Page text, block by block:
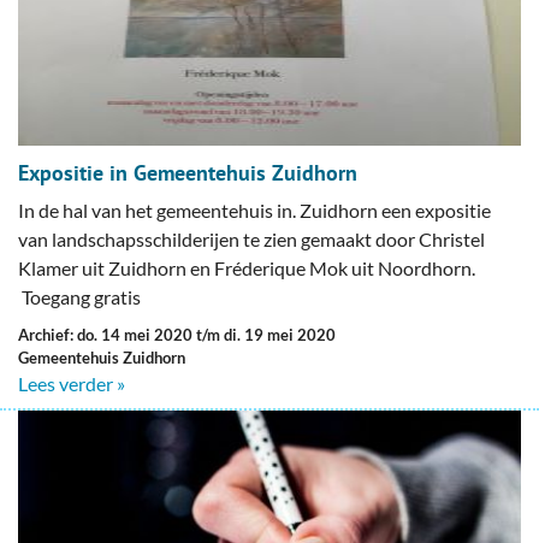
Expositie in Gemeentehuis Zuidhorn
In de hal van het gemeentehuis in. Zuidhorn een expositie
van landschapsschilderijen te zien gemaakt door Christel
Klamer uit Zuidhorn en Fréderique Mok uit Noordhorn.
Toegang gratis
Archief: do. 14 mei 2020 t/m di. 19 mei 2020
Gemeentehuis Zuidhorn
Lees verder »